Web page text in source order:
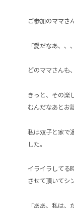
ご参加のママさ
「愛だなあ、、
どのママさんも
きっと、その楽
むんだなあとお
私は双子と家で
した。
イライラしてる
させて頂いてシ
「ああ、私は